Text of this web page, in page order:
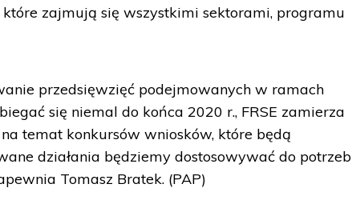
zajmują się wszystkimi sektorami, programu
przedsięwzięć podejmowanych w ramach
się niemal do końca 2020 r., FRSE zamierza
temat konkursów wniosków, które będą
działania będziemy dostosowywać do potrzeb
Tomasz Bratek. (PAP)